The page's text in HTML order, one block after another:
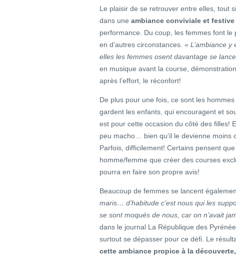
Le plaisir de se retrouver entre elles, tout
dans une ambiance conviviale et festive
performance. Du coup, les femmes font le
en d’autres circonstances. « L’ambiance
elles les femmes osent davantage se
en musique avant la course,
après l’effort, le réconfort!
De plus pour une fois, ce sont les
gardent les enfants, qui encouragent et
est pour cette occasion du côté des filles!
peu macho… bien qu’il le devienne moins
Parfois, difficilement! Certains pensent
homme/femme que créer des courses
pourra en faire son propre avis!
Beaucoup de femmes se lancent
maris… d’habitude c’est nous qui les
se sont moqués de nous, car on n’avait
dans le journal La République des
surtout se dépasser pour ce défi. Le
cette ambiance propice à la